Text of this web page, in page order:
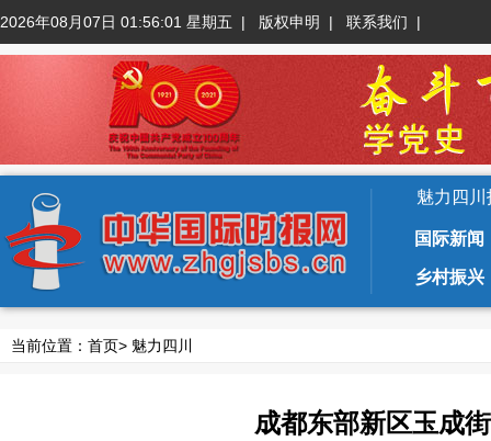
2026年08月07日 01:56:02 星期五 | 版权申明 | 联系我们 |
魅力四川
国际新闻
乡村振兴
当前位置： 首页> 魅力四川
成都东部新区玉成